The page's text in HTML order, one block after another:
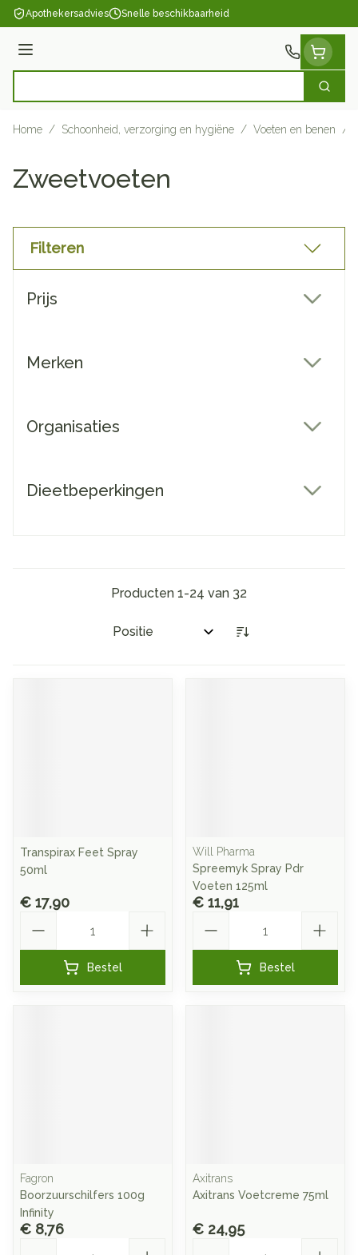
Ga naar de inhoud
Apothekersadvies Snelle beschikbaarheid
Menu
Zoek
Home / Schoonheid, verzorging en hygiëne / Voeten en benen /
Zweetvoeten
Filteren
Prijs
Merken
Organisaties
Dieetbeperkingen
Producten 1-24 van 32
Sorteer op:
Transpirax Feet Spray
50ml
€ 17,90
Bestel
Will Pharma
Spreemyk Spray Pdr
Voeten 125ml
€ 11,91
Bestel
Fagron
Boorzuurschilfers 100g
Infinity
€ 8,76
Axitrans
Axitrans Voetcreme 75ml
€ 24,95